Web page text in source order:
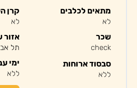
מתאים לכלבים
לא
קרן
לא
שכר
check
סבסוד ארוחות
ללא
אזור
תל
ימי
ללא